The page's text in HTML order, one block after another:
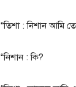
“তিশা : নিশান আমি
“নিশান : কি?